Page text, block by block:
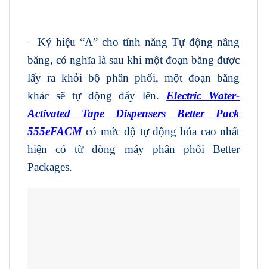
– Ký hiệu “A” cho tính năng Tự động nâng
băng, có nghĩa là sau khi một đoạn băng được
lấy ra khỏi bộ phân phối, một đoạn băng
khác sẽ tự động đẩy lên. Electric Water-
Activated Tape Dispensers Better Pack
555eFACMcó mức độ tự động hóa cao nhất
hiện có từ dòng máy phân phối Better
Packages.